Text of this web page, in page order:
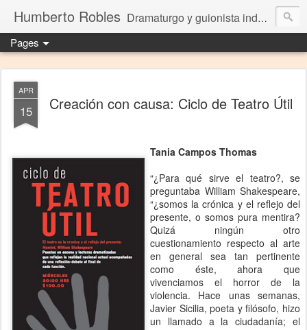
Humberto Robles Dramaturgo y guionista independiente
Pages
APR
15 Creación con causa: Ciclo de Teatro Útil
Tania Campos Thomas
“¿Para qué sirve el teatro?, se
preguntaba William Shakespeare,
“¿somos la crónica y el reflejo del
presente, o somos pura mentira?
Quizá ningún otro
cuestionamiento respecto al arte
en general sea tan pertinente
como éste, ahora que
vivenciamos el horror de la
violencia. Hace unas semanas,
Javier Sicilia, poeta y filósofo, hizo
un llamado a la ciudadanía; el